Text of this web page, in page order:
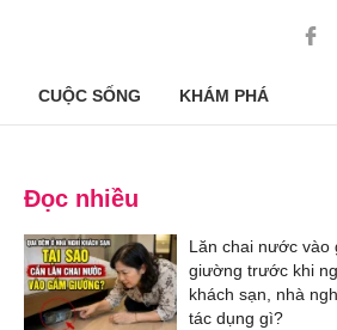
CUỘC SỐNG KHÁM PHÁ
Đọc nhiều
Lăn chai nước vào
giường trước khi
khách sạn, nhà
tác dụng gì?